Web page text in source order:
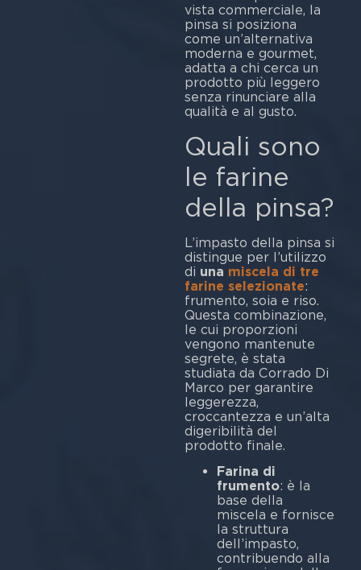
vista commerciale, la
pinsa si posiziona
come un’alternativa
moderna e gourmet,
adatta a chi cerca un
prodotto più leggero
senza rinunciare alla
qualità e al gusto.
Quali sono
le farine
della pinsa?
L’impasto della pinsa si
distingue per l’utilizzo
di una miscela di tre
farine selezionate:
frumento, soia e riso.
Questa combinazione,
le cui proporzioni
vengono mantenute
segrete, è stata
studiata da Corrado Di
Marco per garantire
leggerezza,
croccantezza e un’alta
digeribilità del
prodotto finale.
Farina di
frumento: è la
base della
miscela e fornisce
la struttura
dell’impasto,
contribuendo alla